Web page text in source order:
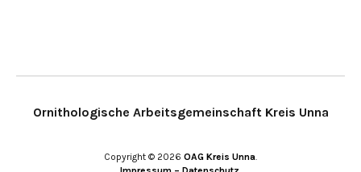
Ornithologische Arbeitsgemeinschaft Kreis Unna
Copyright © 2026 OAG Kreis Unna